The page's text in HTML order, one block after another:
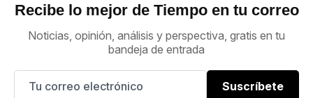
Recibe lo mejor de Tiempo en tu correo
Noticias, opinión, análisis y perspectiva, gratis en tu
bandeja de entrada
Suscríbete